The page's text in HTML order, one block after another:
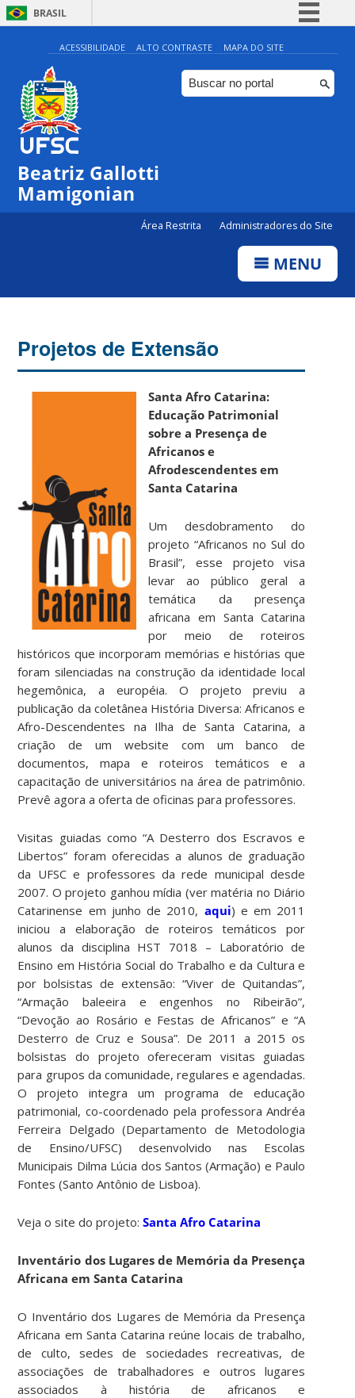
BRASIL
Simplifique!
Comunica BR
Participe
ACESSIBILIDADE ALTO CONTRASTE MAPA DO SITE
Beatriz Gallotti
Mamigonian
Área Restrita Administradores do Site
MENU
Projetos de Extensão
Santa Afro Catarina:
Educação Patrimonial
sobre a Presença de
Africanos e
Afrodescendentes em
Santa Catarina
Um desdobramento do
projeto “Africanos no Sul do
Brasil”, esse projeto visa
levar ao público geral a
temática da presença
africana em Santa Catarina
por meio de roteiros
históricos que incorporam memórias e histórias que
foram silenciadas na construção da identidade local
hegemônica, a européia. O projeto previu a
publicação da coletânea História Diversa: Africanos e
Afro-Descendentes na Ilha de Santa Catarina, a
criação de um website com um banco de
documentos, mapa e roteiros temáticos e a
capacitação de universitários na área de patrimônio.
Prevê agora a oferta de oficinas para professores.
Visitas guiadas como “A Desterro dos Escravos e
Libertos” foram oferecidas a alunos de graduação
da UFSC e professores da rede municipal desde
2007. O projeto ganhou mídia (ver matéria no Diário
Catarinense em junho de 2010, aqui) e em 2011
iniciou a elaboração de roteiros temáticos por
alunos da disciplina HST 7018 – Laboratório de
Ensino em História Social do Trabalho e da Cultura e
por bolsistas de extensão: “Viver de Quitandas”,
“Armação baleeira e engenhos no Ribeirão”,
“Devoção ao Rosário e Festas de Africanos” e “A
Desterro de Cruz e Sousa”. De 2011 a 2015 os
bolsistas do projeto ofereceram visitas guiadas
para grupos da comunidade, regulares e agendadas.
O projeto integra um programa de educação
patrimonial, co-coordenado pela professora Andréa
Ferreira Delgado (Departamento de Metodologia
de Ensino/UFSC) desenvolvido nas Escolas
Municipais Dilma Lúcia dos Santos (Armação) e Paulo
Fontes (Santo Antônio de Lisboa).
Veja o site do projeto:Santa Afro Catarina
Inventário dos Lugares de Memória da Presença
Africana em Santa Catarina
O Inventário dos Lugares de Memória da Presença
Africana em Santa Catarina reúne locais de trabalho,
de culto, sedes de sociedades recreativas, de
associações de trabalhadores e outros lugares
associados à história de africanos e